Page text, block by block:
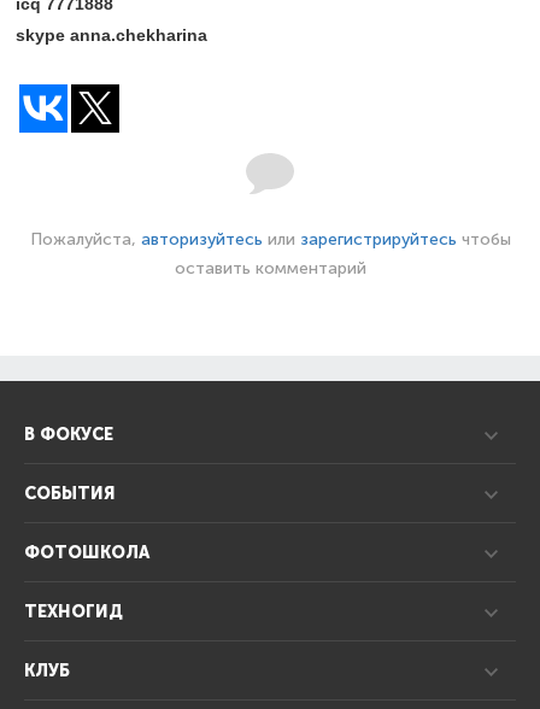
skype anna.chekharina
Пожалуйста, авторизуйтесь или зарегистрируйтесь чтобы
оставить комментарий
В ФОКУСЕ
СОБЫТИЯ
ФОТОШКОЛА
ТЕХНОГИД
КЛУБ